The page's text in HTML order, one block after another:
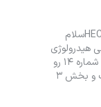
🔢 کد پروژه: 115869📌 عنوان پروژه: HEC-HMSسلام
هیدرولوژی
مهندسی برای من x=6 هست و باید سناریو شماره ۱۴ رو
انجام بدم یعنی ترکیب بخش ۱ سناریو یک و بخش ۳